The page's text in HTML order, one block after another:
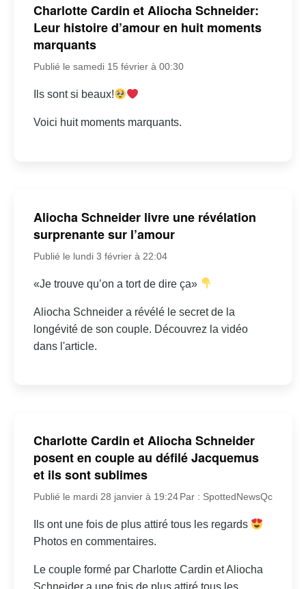
Charlotte Cardin et Aliocha Schneider:
Leur histoire d’amour en huit moments
marquants
Publié le samedi 15 février à 00:30
Ils sont si beaux!
Voici huit moments marquants.
Aliocha Schneider livre une révélation
surprenante sur l’amour
Publié le lundi 3 février à 22:04
«Je trouve qu’on a tort de dire ça»
Aliocha Schneider a révélé le secret de la
longévité de son couple. Découvrez la vidéo
dans l'article.
Charlotte Cardin et Aliocha Schneider
posent en couple au défilé Jacquemus
et ils sont sublimes
Publié le mardi 28 janvier à 19:24 Par : SpottedNewsQc
Ils ont une fois de plus attiré tous les regards
Photos en commentaires.
Le couple formé par Charlotte Cardin et Aliocha